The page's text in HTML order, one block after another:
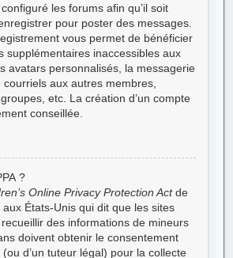
les forums afin qu’il soit
pour poster des messages.
vous permet de bénéficier
supplémentaires inaccessibles aux
avatars personnalisés, la messagerie
courriels aux autres membres,
etc. La création d’un compte
conseillée.
?
Online Privacy Protection Actde
États-Unis qui dit que les sites
des informations de mineurs
doivent obtenir le consentement
d’un tuteur légal) pour la collecte